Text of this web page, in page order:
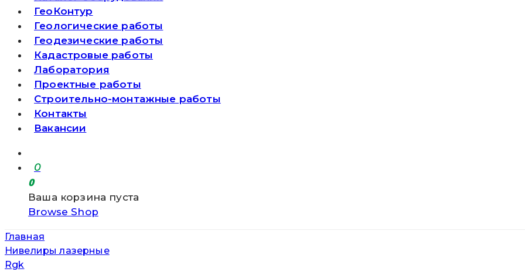
ГеоКонтур
Геологические работы
Геодезические работы
Кадастровые работы
Лаборатория
Проектные работы
Строительно-монтажные работы
Контакты
Вакансии
0
0
Ваша корзина пуста
Browse Shop
Главная
Нивелиры лазерные
Rgk